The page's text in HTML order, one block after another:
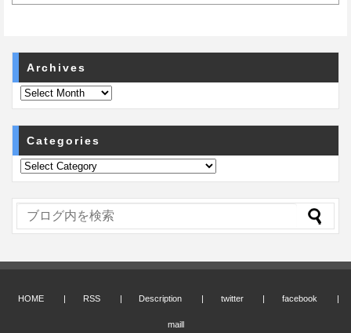
Archives
Categories
HOME RSS Description twitter facebook
maill